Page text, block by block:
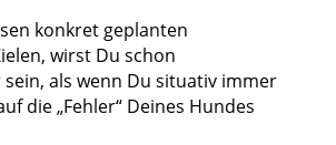
konkret geplanten
wirst Du schon
als wenn Du situativ immer
die „Fehler“ Deines Hundes